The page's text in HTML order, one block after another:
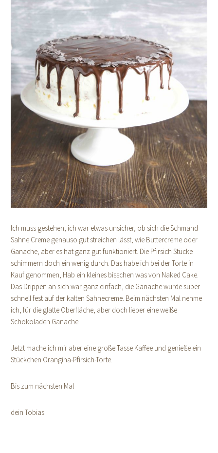
Ich muss gestehen, ich war etwas unsicher, ob sich die Schmand
Sahne Creme genauso gut streichen lässt, wie Buttercreme oder
Ganache, aber es hat ganz gut funktioniert. Die Pfirsich Stücke
schimmern doch ein wenig durch. Das habe ich bei der Torte in
Kauf genommen, Hab ein kleines bisschen was von Naked Cake.
Das Drippen an sich war ganz einfach, die Ganache wurde super
schnell fest auf der kalten Sahnecreme. Beim nächsten Mal nehme
ich, für die glatte Oberfläche, aber doch lieber eine weiße
Schokoladen Ganache.
Jetzt mache ich mir aber eine große Tasse Kaffee und genieße ein
Stückchen Orangina-Pfirsich-Torte.
Bis zum nächsten Mal
dein Tobias